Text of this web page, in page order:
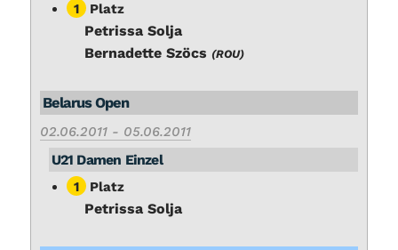
1 Platz
Petris­sa Sol­ja
Ber­na­det­te Szöcs (ROU)
Be­la­rus Open
02.06.2011 - 05.06.2011
U21 Da­men Ein­zel
1 Platz
Petris­sa Sol­ja